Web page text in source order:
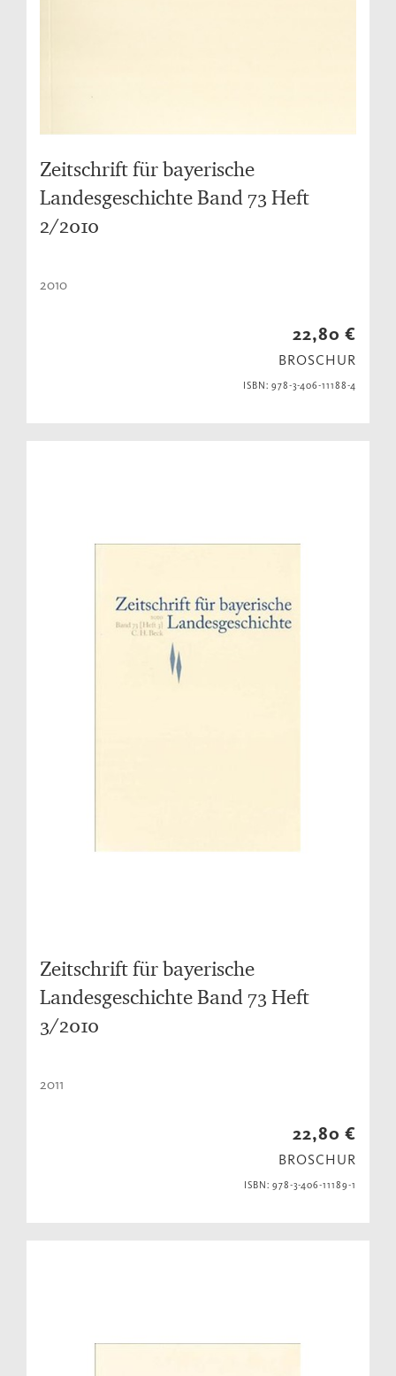
Zeitschrift für bayerische
Landesgeschichte Band 73 Heft
2/2010
2010
22,80 €
BROSCHUR
ISBN: 978-3-406-11188-4
Zeitschrift für bayerische
Landesgeschichte Band 73 Heft
3/2010
2011
22,80 €
BROSCHUR
ISBN: 978-3-406-11189-1